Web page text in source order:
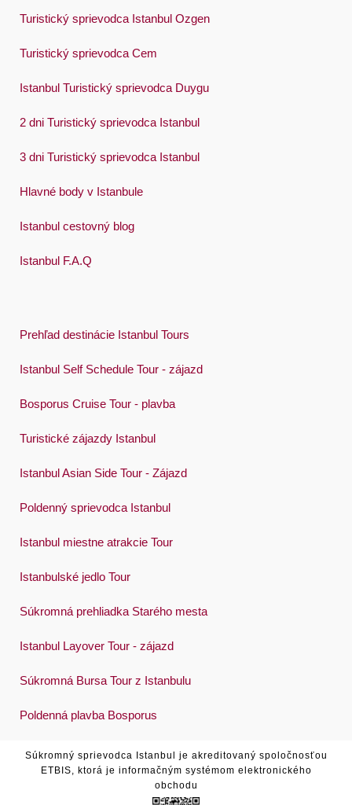
Turistický sprievodca Istanbul Ozgen
Turistický sprievodca Cem
Istanbul Turistický sprievodca Duygu
2 dni Turistický sprievodca Istanbul
3 dni Turistický sprievodca Istanbul
Hlavné body v Istanbule
Istanbul cestovný blog
Istanbul F.A.Q
Prehľad destinácie Istanbul Tours
Istanbul Self Schedule Tour - zájazd
Bosporus Cruise Tour - plavba
Turistické zájazdy Istanbul
Istanbul Asian Side Tour - Zájazd
Poldenný sprievodca Istanbul
Istanbul miestne atrakcie Tour
Istanbulské jedlo Tour
Súkromná prehliadka Starého mesta
Istanbul Layover Tour - zájazd
Súkromná Bursa Tour z Istanbulu
Poldenná plavba Bosporus
Súkromný sprievodca Istanbul je akreditovaný spoločnosťou
ETBIS, ktorá je informačným systémom elektronického
obchodu